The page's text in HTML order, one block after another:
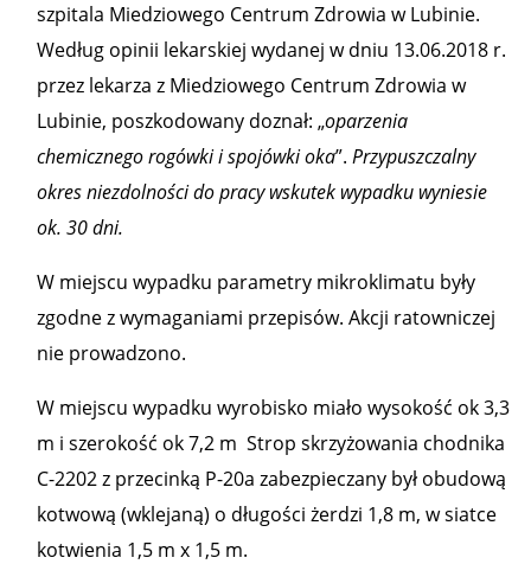
szpitala Miedziowego Centrum Zdrowia w Lubinie.
Według opinii lekarskiej wydanej w dniu 13.06.2018 r.
przez lekarza z Miedziowego Centrum Zdrowia w
Lubinie, poszkodowany doznał: „oparzenia
chemicznego rogówki i spojówki oka”. Przypuszczalny
okres niezdolności do pracy wskutek wypadku wyniesie
ok. 30 dni.
W miejscu wypadku parametry mikroklimatu były
zgodne z wymaganiami przepisów. Akcji ratowniczej
nie prowadzono.
W miejscu wypadku wyrobisko miało wysokość ok 3,3
m i szerokość ok 7,2 m Strop skrzyżowania chodnika
C-2202 z przecinką P-20a zabezpieczany był obudową
kotwową (wklejaną) o długości żerdzi 1,8 m, w siatce
kotwienia 1,5 m x 1,5 m.